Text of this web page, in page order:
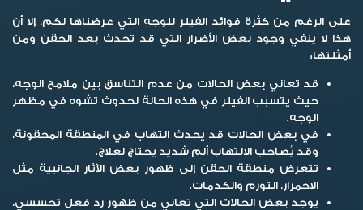
على الرغم من كثرة فوائد الفيلر للوجه التي عرضناها لكم، إلا أن
هذا لا ينفي وجود بعض الأضرار التي قد تحدث بعد الحقن ومن
أمثلتها:
قد تعاني بعض الحالات من عدم التناسق بين ملامح الوجه،
حيث يتسبب الفيلر في هذه الحالة لحدوث تشوه في مظهر
الوجه.
في بعض الحالات قد يحدث التهاب في المنطقة المحقونة،
وقد يُصاحب الالتهاب ألم شديد يحتاج لعلاج.
تتعرض منطقة الحقن إلى ظهور بعض الآثار الجانبية مثل
الاحمرار، التورم والكدمات.
يوجد بعض الحالات التي تعاني من ظهور رد فعل تحسسي،